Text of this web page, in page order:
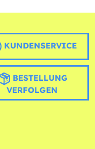
KUNDENSERVICE
BESTELLUNG
VERFOLGEN